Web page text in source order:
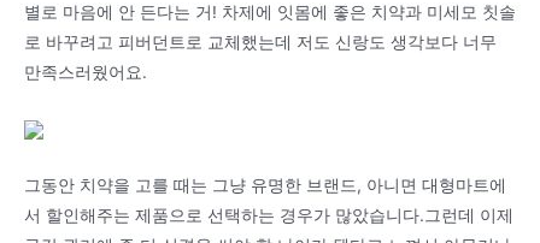
별로 마음에 안 든다는 거! 차제에 잇몸에 좋은 치약과 미세모 칫솔
로 바꾸려고 피버던트로 교체했는데 저도 신랑도 생각보다 너무
만족스러웠어요.
그동안 치약을 고를 때는 그냥 유명한 브랜드, 아니면 대형마트에
서 할인해주는 제품으로 선택하는 경우가 많았습니다.그런데 이제